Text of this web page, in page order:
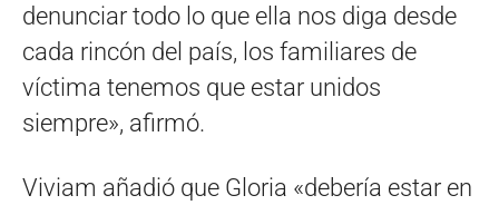
denunciar todo lo que ella nos diga desde
cada rincón del país, los familiares de
víctima tenemos que estar unidos
siempre», afirmó.
Viviam añadió que Gloria «debería estar en